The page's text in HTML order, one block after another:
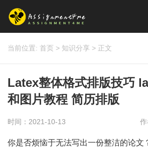
当前位置: 首页 > 知识分享 > 正文
Latex整体格式排版技巧
和图片教程 简历排版
时间：2021-10-13
你是否烦恼于无法写出一份整洁的论文